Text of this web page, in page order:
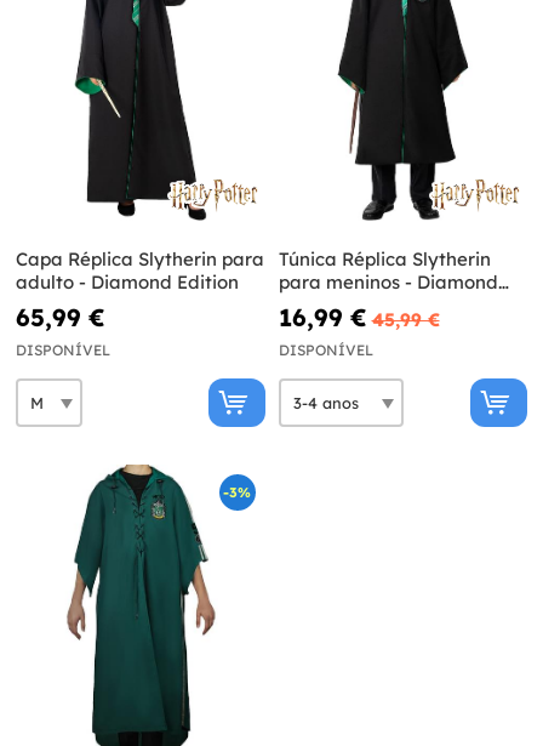
Capa Réplica Slytherin para
adulto - Diamond Edition
65,99 €
DISPONÍVEL
Túnica Réplica Slytherin
para meninos - Diamond
Edition
16,99 € 45,99 €
DISPONÍVEL
-3%